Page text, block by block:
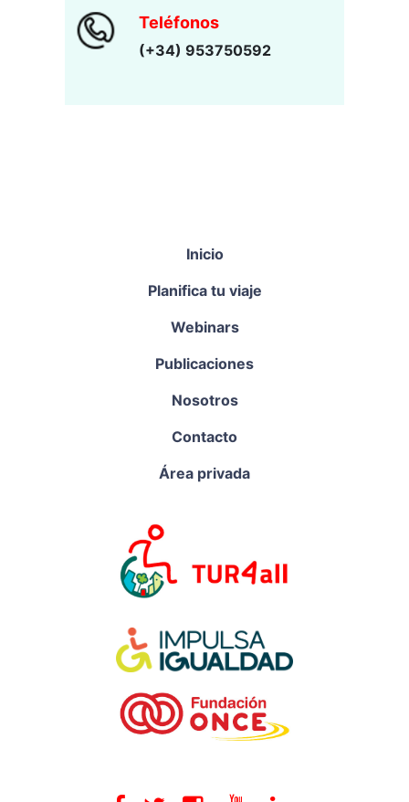
Teléfonos
(+34) 953750592
Inicio
Planifica tu viaje
Webinars
Publicaciones
Nosotros
Contacto
Área privada